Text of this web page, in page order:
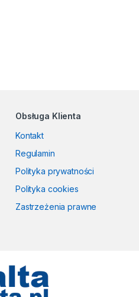
Obsługa Klienta
Kontakt
Regulamin
Polityka prywatności
Polityka cookies
Zastrzeżenia prawne